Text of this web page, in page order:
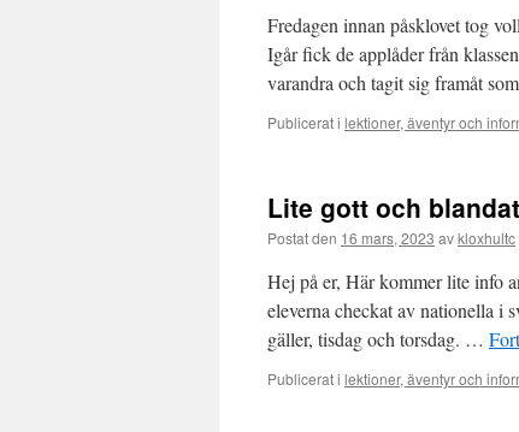
Fredagen innan påsklovet tog
Igår fick de applåder från
varandra och tagit sig framåt
Publicerat i lektioner, äventyr och
Lite gott och blandat
Postat den 16 mars, 2023 avkloxhultc
Hej på er, Här kommer lite info
eleverna checkat av nationella i
gäller, tisdag och torsdag. …
Publicerat i lektioner, äventyr och